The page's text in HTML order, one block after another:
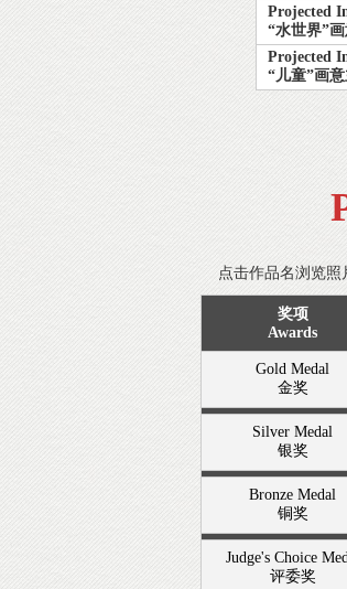
Projected
“水世界”
Projected
“儿童”画
点击作品名浏览照
奖项
Awards
Gold Medal
金奖
Silver Medal
银奖
Bronze Medal
铜奖
Judge's Choice
评委奖